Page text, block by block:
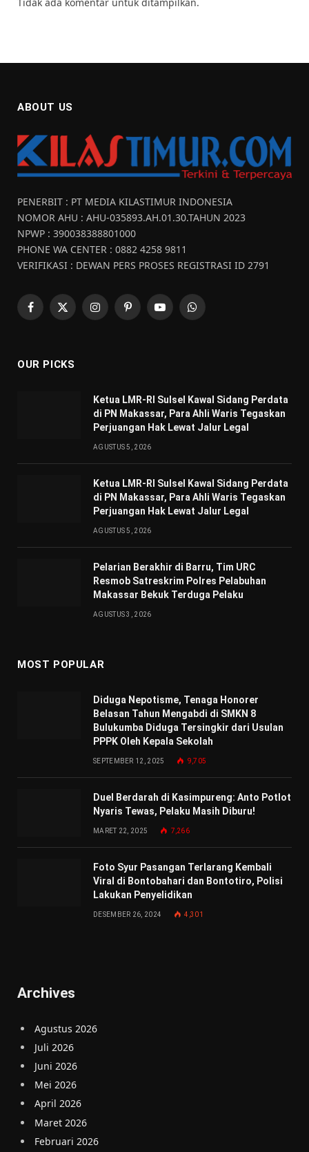
ABOUT US
PENERBIT : PT MEDIA KILASTIMUR INDONESIA
NOMOR AHU : AHU-035893.AH.01.30.TAHUN 2023
NPWP : 390038388801000
PHONE WA CENTER : 0882 4258 9811
VERIFIKASI : DEWAN PERS PROSES REGISTRASI ID 2791
Facebook
X
InstagramPinterestYouTubeWhatsApp
OUR PICKS
Ketua LMR-RI Sulsel Kawal Sidang Perdata
di PN Makassar, Para Ahli Waris Tegaskan
Perjuangan Hak Lewat Jalur Legal
AGUSTUS 5, 2026
Ketua LMR-RI Sulsel Kawal Sidang Perdata
di PN Makassar, Para Ahli Waris Tegaskan
Perjuangan Hak Lewat Jalur Legal
AGUSTUS 5, 2026
Pelarian Berakhir di Barru, Tim URC
Resmob Satreskrim Polres Pelabuhan
Makassar Bekuk Terduga Pelaku
AGUSTUS 3, 2026
MOST POPULAR
Diduga Nepotisme, Tenaga Honorer
Belasan Tahun Mengabdi di SMKN 8
Bulukumba Diduga Tersingkir dari Usulan
PPPK Oleh Kepala Sekolah
SEPTEMBER 12, 2025 9,705
Duel Berdarah di Kasimpureng: Anto Potlot
Nyaris Tewas, Pelaku Masih Diburu!
MARET 22, 2025 7,266
Foto Syur Pasangan Terlarang Kembali
Viral di Bontobahari dan Bontotiro, Polisi
Lakukan Penyelidikan
DESEMBER 26, 2024 4,301
Archives
Agustus 2026
Juli 2026
Juni 2026
Mei 2026
April 2026
Maret 2026
Februari 2026